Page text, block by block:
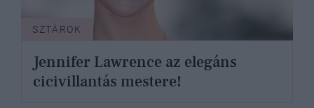
SZTÁROK
Jennifer Lawrence az elegáns
cicivillantás mestere!